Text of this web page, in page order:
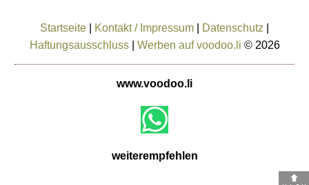
Startseite Kontakt / Impressum Datenschutz
Haftungsausschluss| Werben auf voodoo.li © 2026
www.voodoo.li
weiterempfehlen